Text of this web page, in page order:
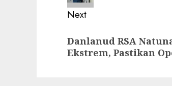
Next
post:
Danlanud RSA
Ekstrem, Pastikan